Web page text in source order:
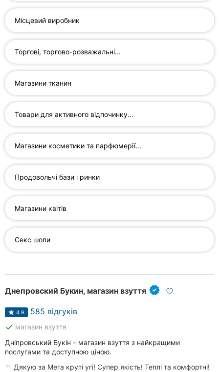
міста:
Дніпро
Вінниця
Житомир
Хмельницький
Рівне
Кропивницький
Київ
Львів
Кривий
Миколаїв
Місцевий виробник
Торгові, торгово-розважальні...
Магазини тканин
Товари для активного відпочинку...
Магазини косметики та парфюмерії...
Продовольчі бази і ринки
Магазини квітів
Секс шопи
Днепровский Букин, магазин взуття
4.9 585 відгуків
done магазин взуття
Дніпровський Букін – магазин взуття з найкращими
послугами та доступною ціною.
Дякую за Мега круті угі! Супер якість! Теплі та комфортні!